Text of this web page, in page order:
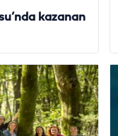
kazanan